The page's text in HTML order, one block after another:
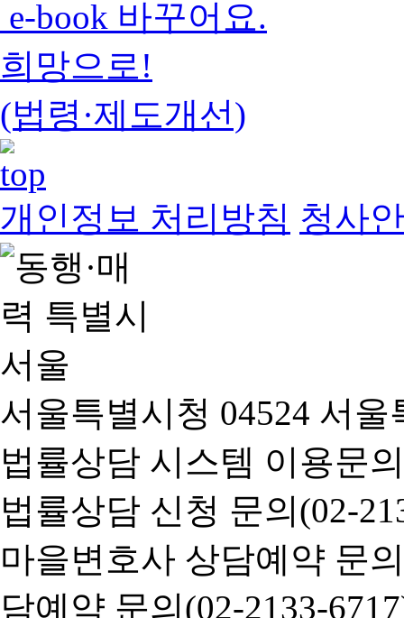
e-book 바꾸어요.
희망으로!
(법령·제도개선)
개인정보 처리방침 청사
서울특별시청 04524 서
법률상담 시스템 이용문
법률상담 신청 문의(02-
마을변호사 상담예약 문
담예약 문의(02-2133-